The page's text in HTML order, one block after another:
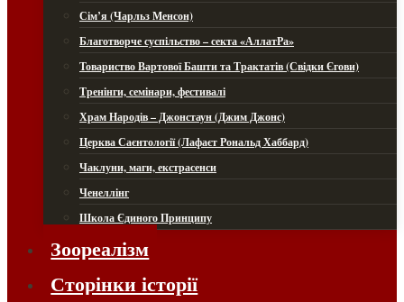
Сім’я (Чарльз Менсон)
Благотворче суспільство – секта «АллатРа»
Товариство Вартової Башти та Трактатів (Свідки Єгови)
Тренінги, семінари, фестивалі
Храм Народів – Джонстаун (Джим Джонс)
Церква Саєнтології (Лафаєт Рональд Хаббард)
Чаклуни, маги, екстрасенси
Ченеллінг
Школа Єдиного Принципу
Зоореалізм
Сторінки історії